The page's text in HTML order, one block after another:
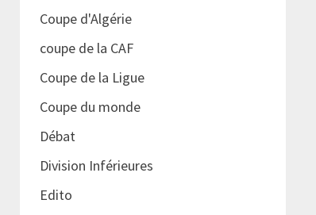
Coupe d'Algérie
coupe de la CAF
Coupe de la Ligue
Coupe du monde
Débat
Division Inférieures
Edito